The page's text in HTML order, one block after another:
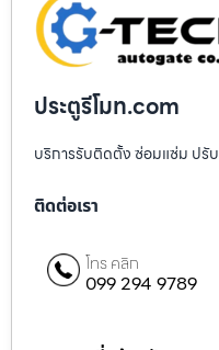
ประตูรีโมท.com
บริการรับติดตั้ง ซ่อมแซ่ม ปรั
ติดต่อเรา
โทร คลิก
099 294 9789